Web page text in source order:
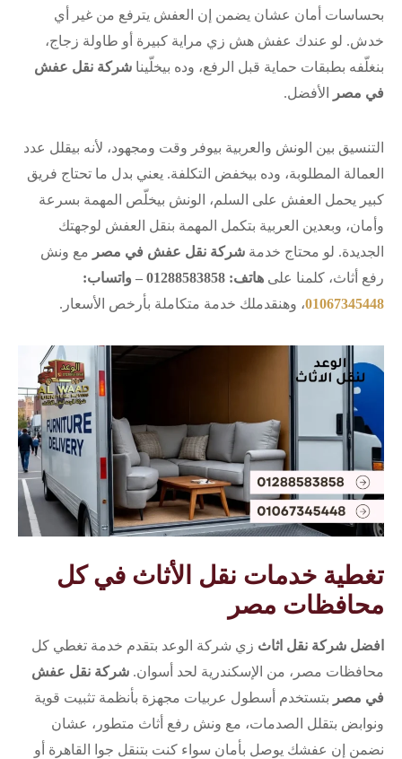
بحساسات أمان عشان يضمن إن العفش يترفع من غير أي
خدش. لو عندك عفش هش زي مراية كبيرة أو طاولة زجاج،
بنغلّفه بطبقات حماية قبل الرفع، وده بيخلّينا شركة نقل عفش
في مصر
الأفضل.
التنسيق بين الونش والعربية بيوفر وقت ومجهود، لأنه بيقلل عدد
العمالة المطلوبة، وده بيخفض التكلفة. يعني بدل ما تحتاج فريق
كبير يحمل العفش على السلم، الونش بيخلّص المهمة بسرعة
وأمان، وبعدين العربية بتكمل المهمة بنقل العفش لوجهتك
الجديدة. لو محتاج خدمة شركة نقل عفش في مصر مع ونش
رفع أثاث، كلمنا على هاتف: 01288583858 – واتساب:
01067345448، وهنقدملك خدمة متكاملة بأرخص الأسعار.
تغطية خدمات نقل الأثاث في كل
محافظات مصر
افضل شركة نقل اثاث زي شركة الوعد بتقدم خدمة تغطي كل
محافظات مصر، من الإسكندرية لحد أسوان. شركة نقل عفش
في مصر بتستخدم أسطول عربيات مجهزة بأنظمة تثبيت قوية
ونوابض بتقلل الصدمات، مع ونش رفع أثاث متطور، عشان
نضمن إن عفشك يوصل بأمان سواء كنت بتنقل جوا القاهرة أو